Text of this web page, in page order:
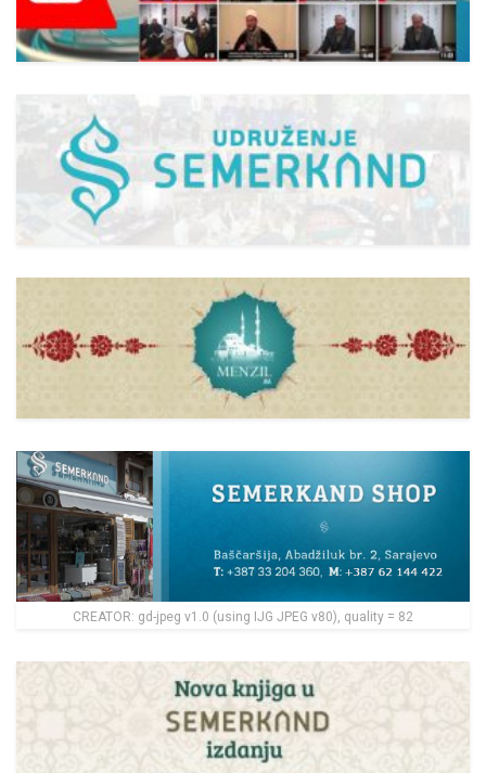
CREATOR: gd-jpeg v1.0 (using IJG JPEG v80), quality = 82